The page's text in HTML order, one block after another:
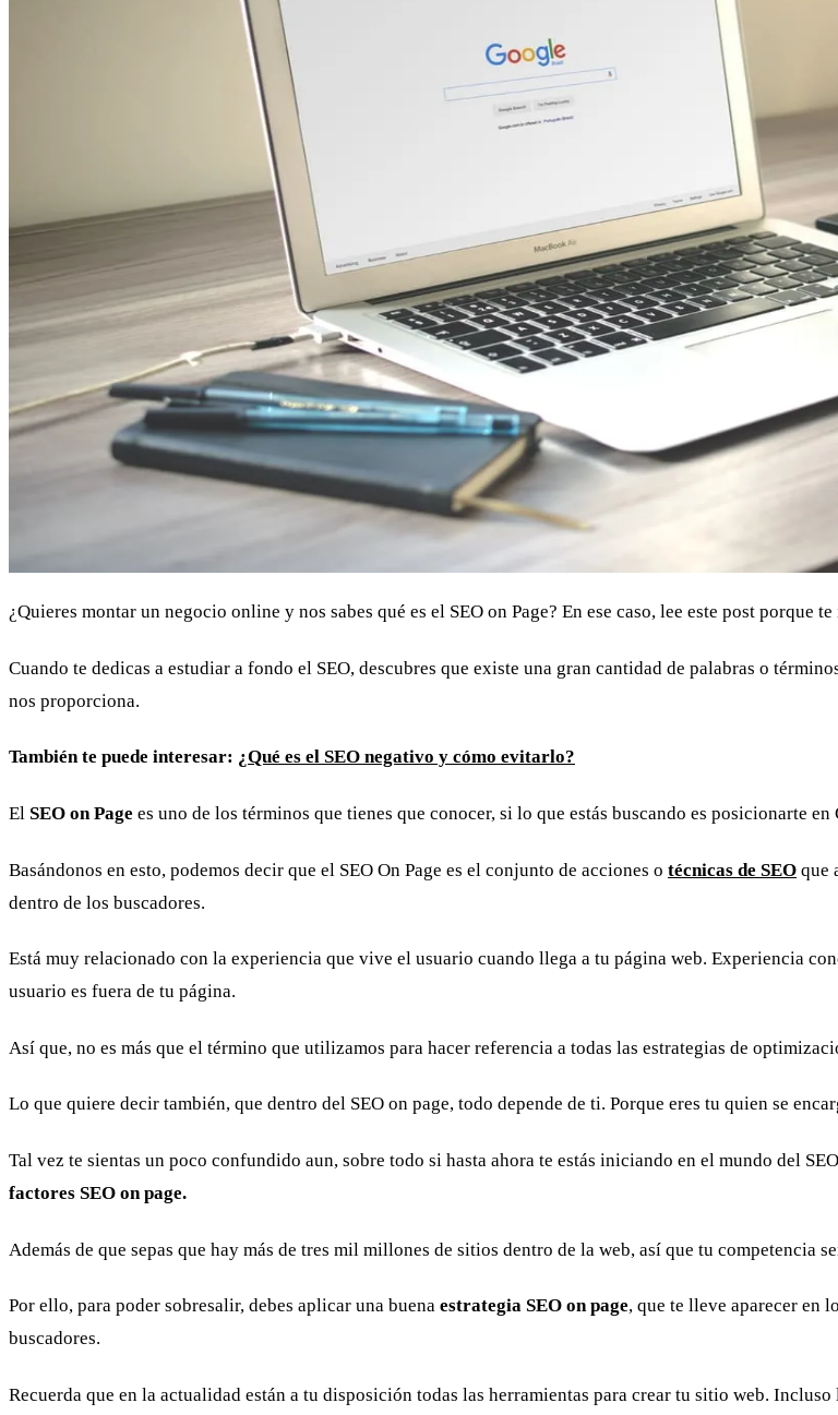
¿Quieres montar un negocio online y nos sabes qué es el SEO on Page? En ese caso, lee este post porque te
Cuando te dedicas a estudiar a fondo el SEO, descubres que existe una gran cantidad de palabras o
nos proporciona.
También te puede interesar: ¿Qué es el SEO negativo y cómo evitarlo?
El SEO on Page es uno de los términos que tienes que conocer, si lo que estás buscando es posicionarte en
Basándonos en esto, podemos decir que el SEO On Page es el conjunto de acciones o técnicas de SEO que
dentro de los buscadores.
Está muy relacionado con la experiencia que vive el usuario cuando llega a tu página web. Experiencia
usuario es fuera de tu página.
Así que, no es más que el término que utilizamos para hacer referencia a todas las estrategias de
Lo que quiere decir también, que dentro del SEO on page, todo depende de ti. Porque eres tu quien se
Tal vez te sientas un poco confundido aun, sobre todo si hasta ahora te estás iniciando en el mundo del
factores SEO on page.
Además de que sepas que hay más de tres mil millones de sitios dentro de la web, así que tu competencia
Por ello, para poder sobresalir, debes aplicar una buena estrategia SEO on page, que te lleve aparecer en
buscadores.
Recuerda que en la actualidad están a tu disposición todas las herramientas para crear tu sitio web.